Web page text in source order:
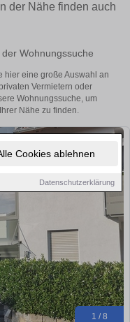
Cookies ablehnen
Datenschutzerklärung
der Nähe finden auch
Wohnungssuche
hier eine große Auswahl an
Vermietern oder
Wohnungssuche, um
Nähe zu finden.
1 / 8